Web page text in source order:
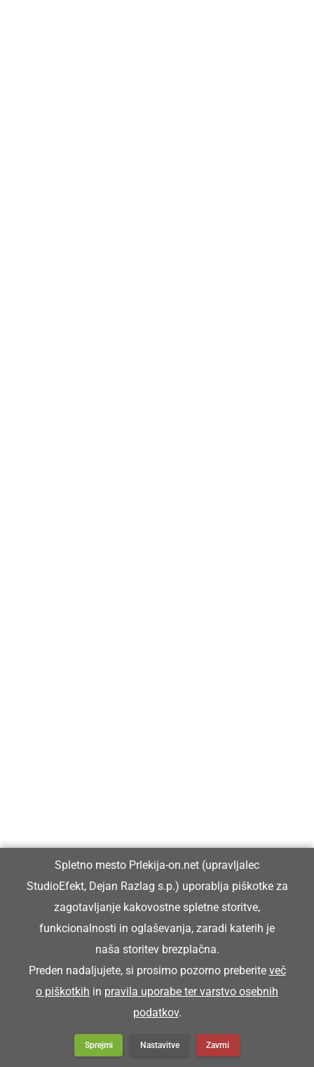
Šport
Politika
Gospodarstvo
Narava
Zanimivosti
Spletno mesto Prlekija-on.net (upravljalec
StudioEfekt, Dejan Razlag s.p.) uporablja piškotke za
zagotavljanje kakovostne spletne storitve,
funkcionalnosti in oglaševanja, zaradi katerih je
naša storitev brezplačna.
Preden nadaljujete, si prosimo pozorno preberite več
o piškotkih in pravila uporabe ter varstvo osebnih
podatkov.
Sprejmi Nastavitve Zavrni